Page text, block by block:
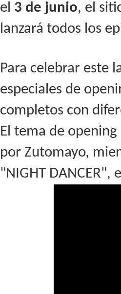
el 3 de junio, el
lanzará todos los
Para celebrar este
especiales de
completos con
El tema de
por Zutomayo,
"NIGHT